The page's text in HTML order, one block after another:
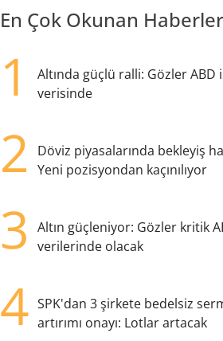
En Çok Okunan Haberler
1
Altında güçlü ralli: Gözler ABD
verisinde
2
Döviz piyasalarında bekleyiş
Yeni pozisyondan kaçınılıyor
3
Altın güçleniyor: Gözler kritik
verilerinde olacak
4 SPK'dan 3 şirkete bedelsiz
artırımı onayı: Lotlar artacak